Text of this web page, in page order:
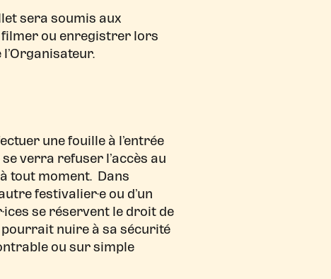
sera soumis aux
filmer ou enregistrer lors
une fouille à l’entrée
verra refuser l’accès au
tout moment. Dans
festivalier·e ou d’un
se réservent le droit de
pourrait nuire à sa sécurité
ou sur simple